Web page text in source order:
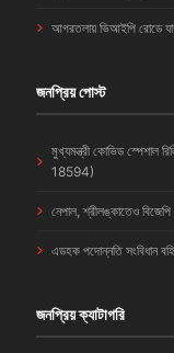
আগরতলায় ভিআইপি রোডে
জনপ্রিয় পোস্ট
মুখ্যমন্ত্রী কোভিড স্পেশাল
18594)
নেপাল, শ্রীলঙ্কাতেও
এডহক পদোন্নতি সংবিধান
জনপ্রিয় ক্যাটাগরি